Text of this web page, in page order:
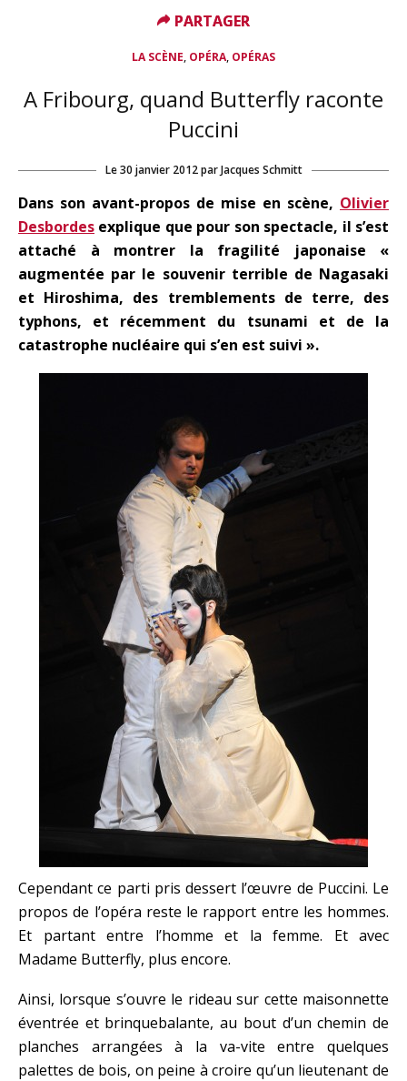
LA SCÈNE, OPÉRA, OPÉRAS
A Fribourg, quand Butterfly raconte
Puccini
Le30 janvier 2012 par Jacques Schmitt
Dans son avant-propos de mise en scène, Olivier
Desbordes explique que pour son spectacle, il s’est
attaché à montrer la fragilité japonaise «
augmentée par le souvenir terrible de Nagasaki
et Hiroshima, des tremblements de terre, des
typhons, et récemment du tsunami et de la
catastrophe nucléaire qui s’en est suivi ».
Cependant ce parti pris dessert l’œuvre de Puccini. Le
propos de l’opéra reste le rapport entre les hommes.
Et partant entre l’homme et la femme. Et avec
Madame Butterfly, plus encore.
Ainsi, lorsque s’ouvre le rideau sur cette maisonnette
éventrée et brinquebalante, au bout d’un chemin de
planches arrangées à la va-vite entre quelques
palettes de bois, on peine à croire qu’un lieutenant de
PARTAGER
PARTAGER